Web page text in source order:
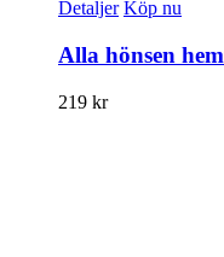
Detaljer Köp nu
Alla hönsen
219 kr